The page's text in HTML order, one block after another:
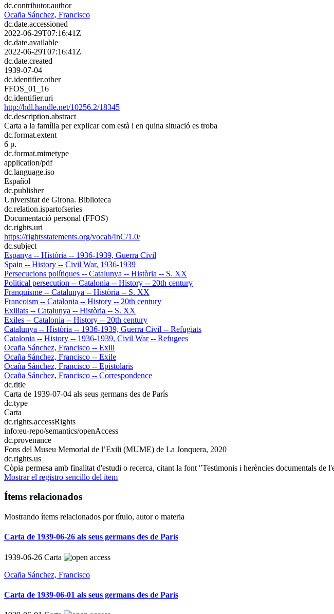
dc.contributor.author
Ocaña Sánchez, Francisco
dc.date.accessioned
2022-06-29T07:16:41Z
dc.date.available
2022-06-29T07:16:41Z
dc.date.created
1939-07-04
dc.identifier.other
FFOS_01_16
dc.identifier.uri
http://hdl.handle.net/10256.2/18345
dc.description.abstract
Carta a la família per explicar com està i en quina situació es troba​
dc.format.extent
6 p.
dc.format.mimetype
application/pdf
dc.language.iso
Español
dc.publisher
Universitat de Girona. Biblioteca
dc.relation.ispartofseries
Documentació personal (FFOS)
dc.rights.uri
https://rightsstatements.org/vocab/InC/1.0/
dc.subject
Espanya -- Història -- 1936-1939, Guerra Civil
Spain -- History -- Civil War, 1936-1939
Persecucions polítiques -- Catalunya -- Història -- S. XX
Political persecution -- Catalonia -- History -- 20th century
Franquisme -- Catalunya -- Història -- S. XX
Francoism -- Catalonia -- History -- 20th century
Exiliats -- Catalunya -- Història -- S. XX
Exiles -- Catalonia -- History -- 20th century
Catalunya -- Història -- 1936-1939, Guerra Civil -- Refugiats
Catalonia -- History -- 1936-1939, Civil War -- Refugees
Ocaña Sánchez, Francisco -- Exili
Ocaña Sánchez, Francisco -- Exile
Ocaña Sánchez, Francisco -- Epistolaris
Ocaña Sánchez, Francisco -- Correspondence
dc.title
Carta de 1939-07-04 als seus germans des de París
dc.type
Carta
dc.rights.accessRights
info:eu-repo/semantics/openAccess
dc.provenance
Fons del Museu Memorial de l’Exili (MUME) de La Jonquera, 2020
dc.rights.us
Còpia permesa amb finalitat d'estudi o recerca, citant la font "Testimonis i herències documentals
Mostrar el registro sencillo del ítem
Ítems relacionados
Mostrando ítems relacionados por título, autor o materia
Carta de 1939-06-26 als seus germans des de París
1939-06-26 Carta
Ocaña Sánchez, Francisco
Carta de 1939-06-01 als seus germans des de París